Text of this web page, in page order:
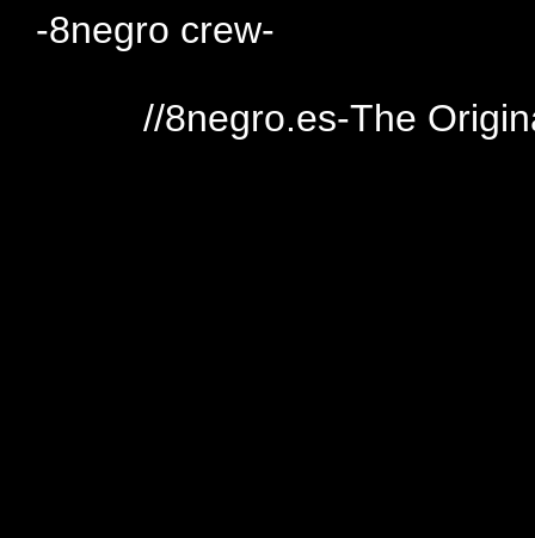
-8negro crew-
//8negro.es-The